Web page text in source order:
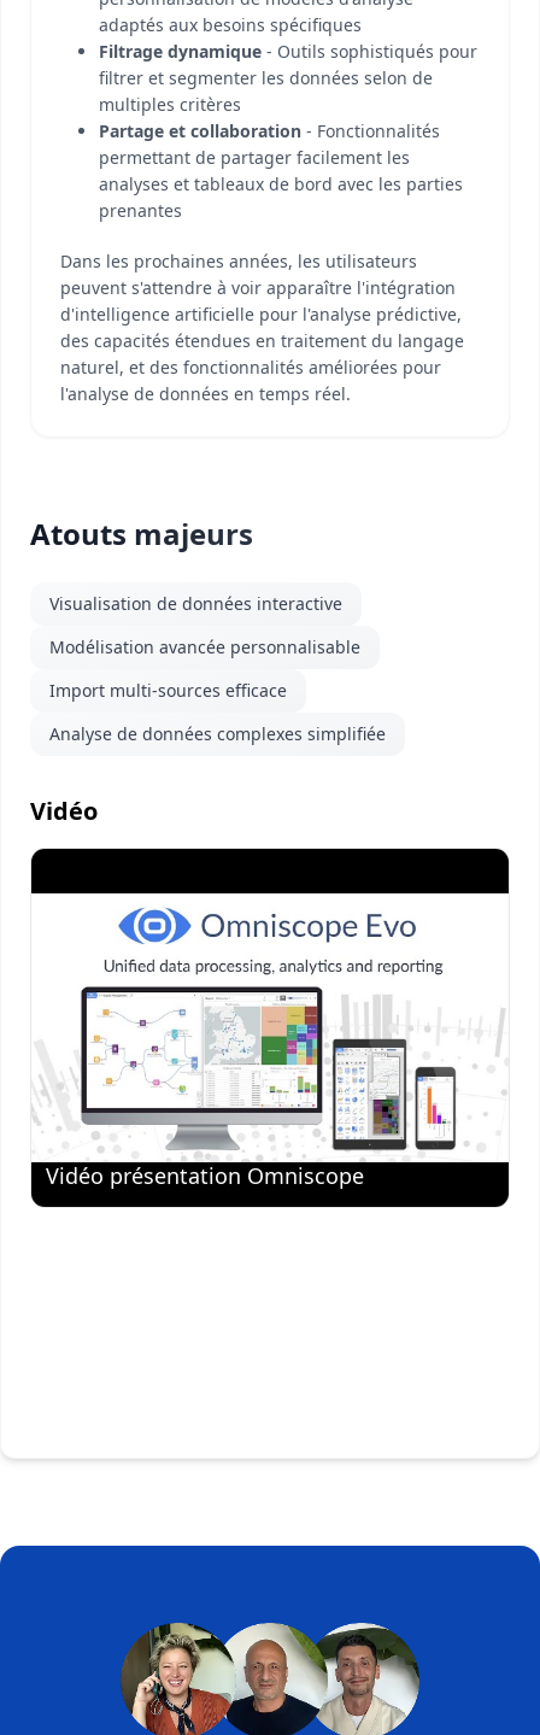
adaptés aux besoins spécifiques
Filtrage dynamique - Outils sophistiqués pour
filtrer et segmenter les données selon de
multiples critères
Partage et collaboration - Fonctionnalités
permettant de partager facilement les
analyses et tableaux de bord avec les parties
prenantes
Dans les prochaines années, les utilisateurs
peuvent s'attendre à voir apparaître l'intégration
d'intelligence artificielle pour l'analyse prédictive,
des capacités étendues en traitement du langage
naturel, et des fonctionnalités améliorées pour
l'analyse de données en temps réel.
Atouts majeurs
Visualisation de données interactive
Modélisation avancée personnalisable
Import multi-sources efficace
Analyse de données complexes simplifiée
Vidéo
Vidéo présentation Omniscope